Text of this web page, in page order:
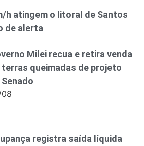
h atingem o litoral de Santos
de alerta
Milei recua e retira venda
terras queimadas de projeto
registra saída líquida